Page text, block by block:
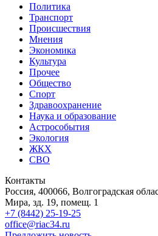
Политика
Транспорт
Происшествия
Мнения
Экономика
Культура
Прочее
Общество
Спорт
Здравоохранение
Наука и образование
Астрособытия
Экология
ЖКХ
СВО
Контакты
Россия, 400066, Волгоградская
Мира, зд. 19, помещ. 1
+7 (8442) 25-19-25
office@riac34.ru